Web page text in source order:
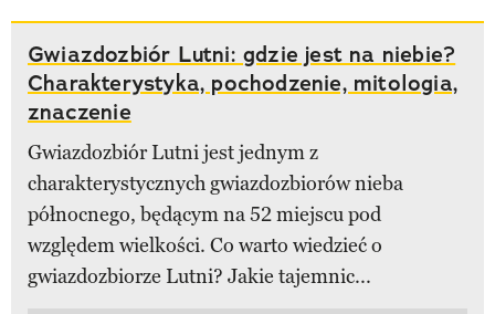
Gwiazdozbiór Lutni: gdzie jest na niebie?
Charakterystyka, pochodzenie, mitologia,
znaczenie
Gwiazdozbiór Lutni jest jednym z
charakterystycznych gwiazdozbiorów nieba
północnego, będącym na 52 miejscu pod
względem wielkości. Co warto wiedzieć o
gwiazdozbiorze Lutni? Jakie tajemnic...